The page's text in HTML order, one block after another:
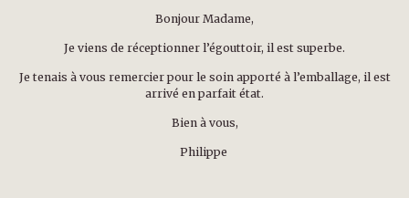
Bonjour Madame,
Je viens de réceptionner l’égouttoir, il est superbe.
Je tenais à vous remercier pour le soin apporté à l’emballage, il est
arrivé en parfait état.
Bien à vous,
Philippe